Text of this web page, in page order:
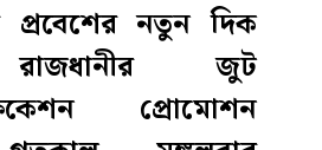
প্রবেশের নতুন দিক
জুট
প্রোমোশন